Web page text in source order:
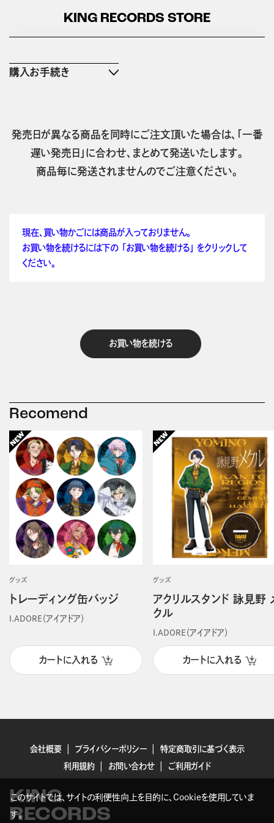
KING RECORDS STORE
購入お手続き
発売日が異なる商品を同時にご注文頂いた場合は、「一番
遅い発売日」に合わせ、まとめて発送いたします。
商品毎に発送されませんのでご注意ください。
現在、買い物かごには商品が入っておりません。
お買い物を続けるには下の 「お買い物を続ける」 をクリックして
ください。
お買い物を続ける
Recomend
グッズ
トレーディング缶バッジ
I.ADORE（アイアドア）
カートに入れる
グッズ
アクリルスタンド 詠見野
クル
I.ADORE（アイアドア）
カートに入れる
会社概要 プライバシーポリシー
特定商取引に基づく表示
利用規約
お問い合わせ ご利用ガイド
KING
RECORDS
このサイトでは、サイトの利便性向上を目的に、Cookieを使用していま
す。